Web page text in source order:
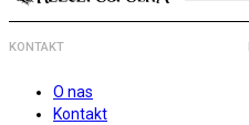
KONTAKT
O nas
Kontakt